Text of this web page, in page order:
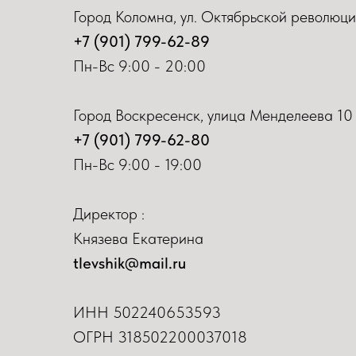
Город Коломна, ул. Октябрьской
+7 (901) 799-62-89
Пн-Вс 9:00 - 20:00
Город Воскресенск, улица Менделеева 10
+7 (901) 799-62-80
Пн-Вс 9:00 - 19:00
Директор :
Князева Екатерина
tlevshik@mail.ru
ИНН 502240653593
ОГРН 318502200037018